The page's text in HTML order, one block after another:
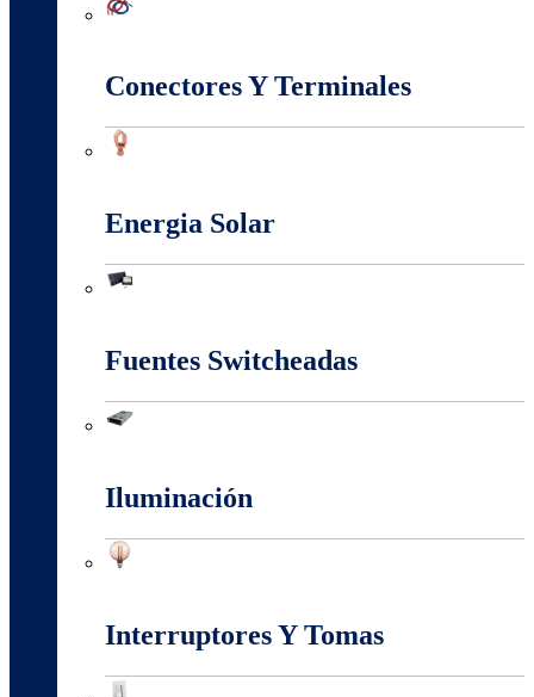
Conectores Y Terminales
Energia Solar
Fuentes Switcheadas
Iluminación
Interruptores Y Tomas